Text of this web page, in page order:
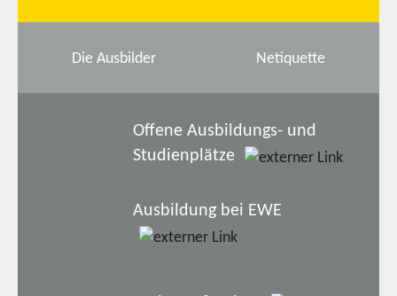
Die Ausbilder Netiquette
Offene Ausbildungs- und
Studienplätze
Ausbildung bei EWE